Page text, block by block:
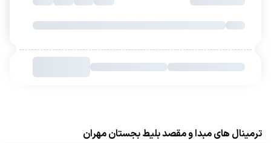
ترمینال های مبدا و مقصد بلیط بجستان مهران